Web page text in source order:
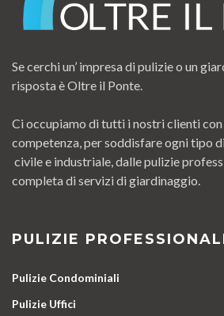
Se cerchi un’ impresa di pulizie o un
risposta è Oltre il Ponte.
Ci occupiamo di tutti i nostri clienti con
competenza, per soddisfare ogni tipo
civile e industriale, dalle pulizie
completa di servizi di giardinaggio.
PULIZIE
Pulizie Condominiali
Pulizie Uffici